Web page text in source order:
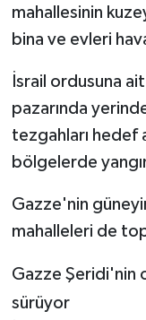
mahallesinin
bina ve evleri
İsrail ordusuna
pazarında
tezgahları hedef
bölgelerde
Gazze'nin
mahalleleri de top
Gazze Şeridi'nin
sürüyor